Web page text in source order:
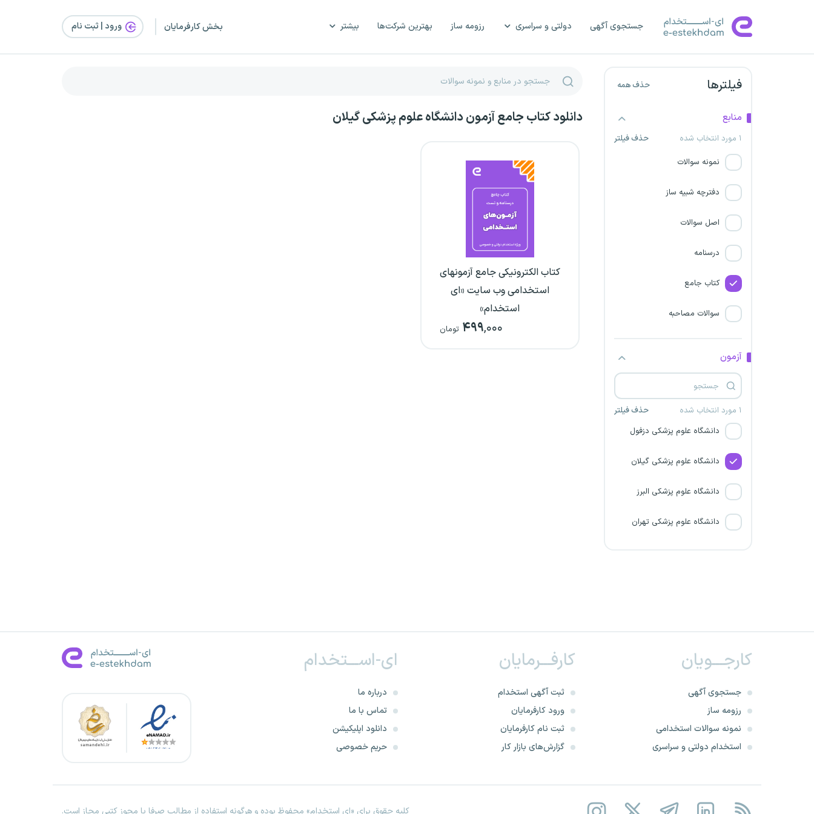
جستجوی آگهی دولتی و سراسری رزومه ساز بهترین شرکت‌ها بیشتر بخش کارفرمایان ورود | ثبت‌ نام
فیلترها حذف همه
منابع
۱ مورد انتخاب شده
حذف فیلتر
نمونه سوالات
دفترچه شبیه ساز
اصل سوالات
درسنامه
کتاب جامع
سوالات مصاحبه
آزمون
۱ مورد انتخاب شده حذف فیلتر
دانشگاه علوم پزشکی جیرفت
دانشگاه علوم پزشکی کردستان
بهشتی
حیدریه
دانشگاه علوم پزشکی ساوه
دانشگاه علوم پزشکی بوشهر
دانشگاه علوم پزشکی قزوین
دانشگاه علوم پزشکی کرمانشاه
دانشگاه علوم پزشکی زنجان
دانشگاه علوم پزشکی دزفول
دانشگاه علوم پزشکی گیلان
دانشگاه علوم پزشکی البرز
دانشگاه علوم پزشکی تهران
دانشگاه علوم پزشکی اصفهان
دانشگاه علوم پزشکی قم
دانشگاه علوم پزشکی خراسان
شمالی
دانلود کتاب جامع آزمون دانشگاه علوم پزشکی گیلان
کتاب الکترونیکی جامع آزمونهای
استخدامی وب سایت «ای
استخدام»
۴۹۹,۰۰۰ تومان
کارجـــویان
جستجوی آگهی
رزومه ساز
نمونه سوالات استخدامی
استخدام دولتی و سراسری
کارفـــرمایان
ثبت آگهی استخدام
ورود کارفرمایان
ثبت نام کارفرمایان
گزارش‌های بازار کار
ای-اســـتخدام
درباره ما
تماس با ما
دانلود اپلیکیشن
حریم خصوصی
کلیه حقوق برای «ای استخدام» محفوظ بوده و هرگونه استفاده از مطالب صرفا با مجوز کتبی مجاز است.